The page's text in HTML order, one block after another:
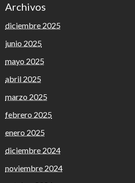
Archivos
diciembre 2025
junio 2025
mayo 2025
abril 2025
marzo 2025
febrero 2025
enero 2025
diciembre 2024
noviembre 2024